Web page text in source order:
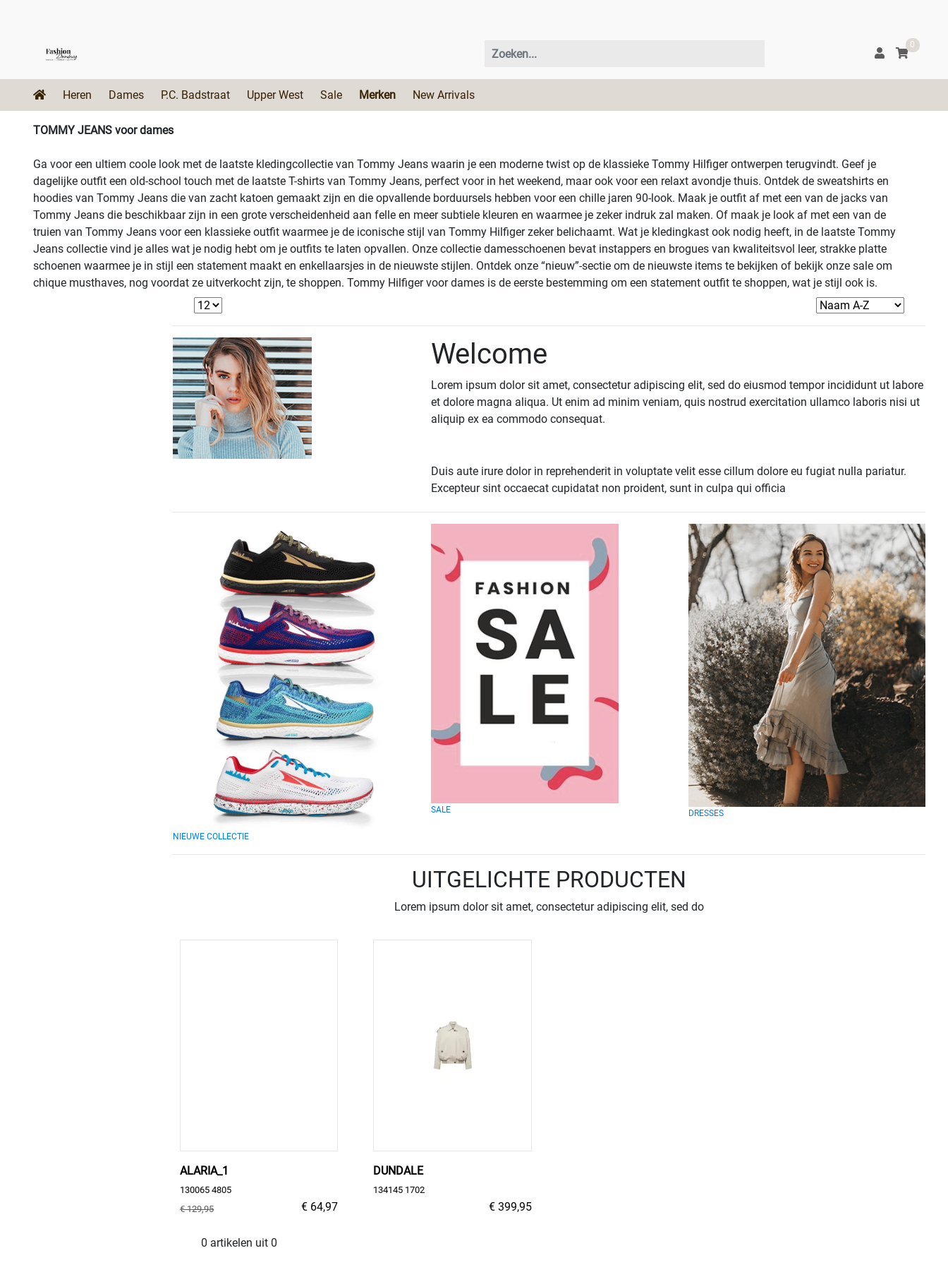
0
Heren Dames P.C. Badstraat Upper West Sale Merken New Arrivals
TOMMY JEANS voor dames
Ga voor een ultiem coole look met de laatste kledingcollectie van Tommy Jeans waarin je een moderne twist op de klassieke Tommy Hilfiger ontwerpen terugvindt. Geef je
dagelijke outfit een old-school touch met de laatste T-shirts van Tommy Jeans, perfect voor in het weekend, maar ook voor een relaxt avondje thuis. Ontdek de sweatshirts en
hoodies van Tommy Jeans die van zacht katoen gemaakt zijn en die opvallende borduursels hebben voor een chille jaren 90-look. Maak je outfit af met een van de jacks van
Tommy Jeans die beschikbaar zijn in een grote verscheidenheid aan felle en meer subtiele kleuren en waarmee je zeker indruk zal maken. Of maak je look af met een van de
truien van Tommy Jeans voor een klassieke outfit waarmee je de iconische stijl van Tommy Hilfiger zeker belichaamt. Wat je kledingkast ook nodig heeft, in de laatste Tommy
Jeans collectie vind je alles wat je nodig hebt om je outfits te laten opvallen. Onze collectie damesschoenen bevat instappers en brogues van kwaliteitsvol leer, strakke platte
schoenen waarmee je in stijl een statement maakt en enkellaarsjes in de nieuwste stijlen. Ontdek onze “nieuw”-sectie om de nieuwste items te bekijken of bekijk onze sale om
chique musthaves, nog voordat ze uitverkocht zijn, te shoppen. Tommy Hilfiger voor dames is de eerste bestemming om een statement outfit te shoppen, wat je stijl ook is.
Welcome
Lorem ipsum dolor sit amet, consectetur adipiscing elit, sed do eiusmod tempor incididunt ut labore
et dolore magna aliqua. Ut enim ad minim veniam, quis nostrud exercitation ullamco laboris nisi ut
aliquip ex ea commodo consequat.
Duis aute irure dolor in reprehenderit in voluptate velit esse cillum dolore eu fugiat nulla pariatur.
Excepteur sint occaecat cupidatat non proident, sunt in culpa qui officia
NIEUWE COLLECTIE
SALE DRESSES
UITGELICHTE PRODUCTEN
Lorem ipsum dolor sit amet, consectetur adipiscing elit, sed do
ALARIA_1
130065 4805
€ 129,95
€ 64,97
DUNDALE
134145 1702
€ 399,95
0 artikelen uit 0